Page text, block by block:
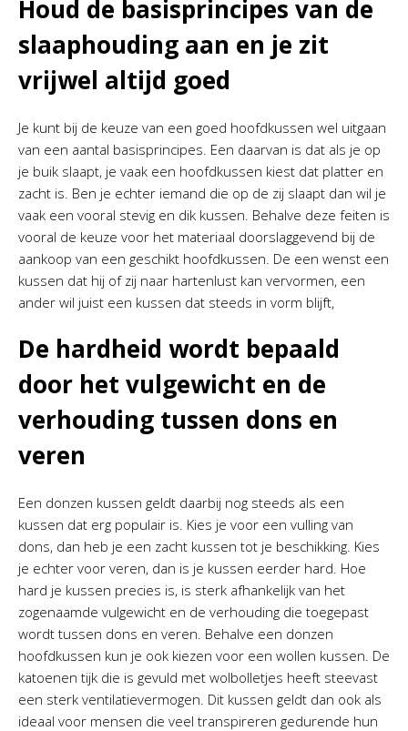
Houd de basisprincipes van de
slaaphouding aan en je zit
vrijwel altijd goed
Je kunt bij de keuze van een goed hoofdkussen wel uitgaan
van een aantal basisprincipes. Een daarvan is dat als je op
je buik slaapt, je vaak een hoofdkussen kiest dat platter en
zacht is. Ben je echter iemand die op de zij slaapt dan wil je
vaak een vooral stevig en dik kussen. Behalve deze feiten is
vooral de keuze voor het materiaal doorslaggevend bij de
aankoop van een geschikt hoofdkussen. De een wenst een
kussen dat hij of zij naar hartenlust kan vervormen, een
ander wil juist een kussen dat steeds in vorm blijft,
De hardheid wordt bepaald
door het vulgewicht en de
verhouding tussen dons en
veren
Een donzen kussen geldt daarbij nog steeds als een
kussen dat erg populair is. Kies je voor een vulling van
dons, dan heb je een zacht kussen tot je beschikking. Kies
je echter voor veren, dan is je kussen eerder hard. Hoe
hard je kussen precies is, is sterk afhankelijk van het
zogenaamde vulgewicht en de verhouding die toegepast
wordt tussen dons en veren. Behalve een donzen
hoofdkussen kun je ook kiezen voor een wollen kussen. De
katoenen tijk die is gevuld met wolbolletjes heeft steevast
een sterk ventilatievermogen. Dit kussen geldt dan ook als
ideaal voor mensen die veel transpireren gedurende hun